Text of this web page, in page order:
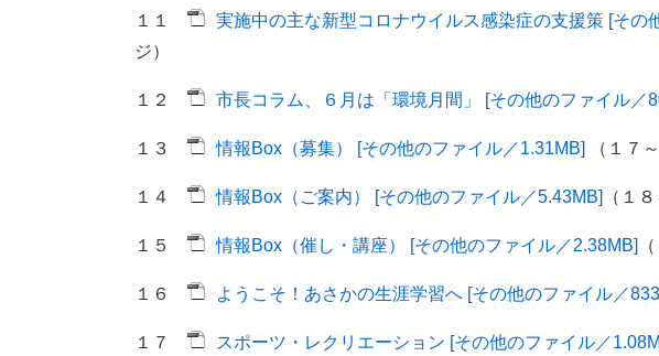
１１ 実施中の主な新型コロナウイルス感染症の支援策 [その
ジ）
１２ 市長コラム、６月は「環境月間」 [その他のファイル／
１３ 情報Box（募集） [その他のファイル／1.31MB] （１７
１４ 情報Box（ご案内） [その他のファイル／5.43MB] （１
１５ 情報Box（催し・講座） [その他のファイル／2.38MB]
１６ ようこそ！あさかの生涯学習へ [その他のファイル／
１７ スポーツ・レクリエーション [その他のファイル／